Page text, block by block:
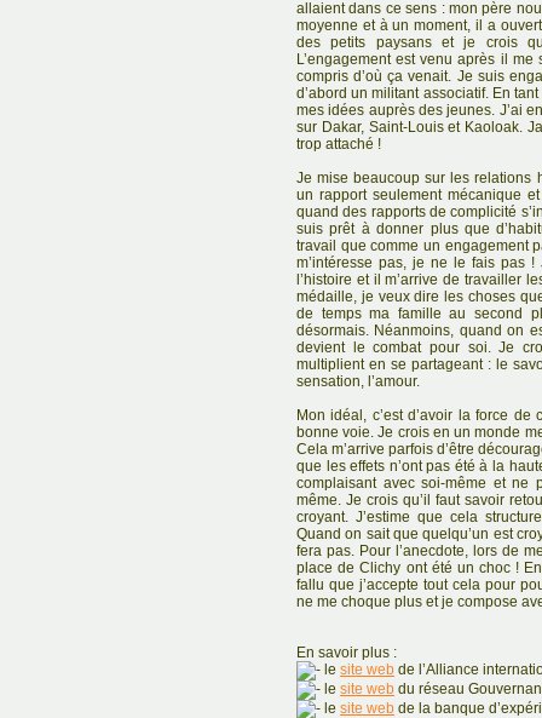
allaient dans ce sens : mon père
moyenne et à un moment, il a
des petits paysans et je crois
L’engagement est venu après il
compris d’où ça venait. Je suis
d’abord un militant associatif. En
mes idées auprès des jeunes. J’ai
sur Dakar, Saint-Louis et Kaoloak.
trop attaché !
Je mise beaucoup sur les relations
un rapport seulement mécanique
quand des rapports de complicité
suis prêt à donner plus que
travail que comme un engagement
m’intéresse pas, je ne le fais pas
l’histoire et il m’arrive de travailler
médaille, je veux dire les choses
de temps ma famille au second
désormais. Néanmoins, quand on
devient le combat pour soi. Je
multiplient en se partageant : le
sensation, l’amour.
Mon idéal, c’est d’avoir la force
bonne voie. Je crois en un monde
Cela m’arrive parfois d’être
que les effets n’ont pas été à la
complaisant avec soi-même et ne
même. Je crois qu’il faut savoir
croyant. J’estime que cela
Quand on sait que quelqu’un est
fera pas. Pour l’anecdote, lors de
place de Clichy ont été un choc !
fallu que j’accepte tout cela pour
ne me choque plus et je compose
En savoir plus :
le site web de l’Alliance
le site web du réseau
le site web de la banque